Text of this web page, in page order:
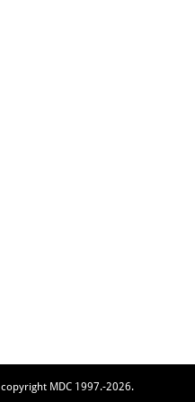
copyright MDC 1997.-2026.